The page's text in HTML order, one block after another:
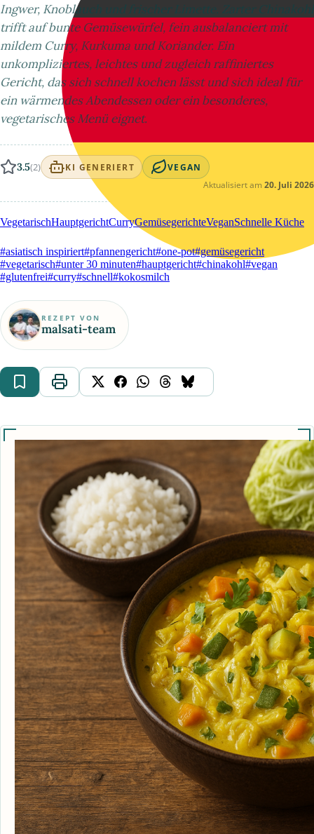
Ingwer, Knoblauch und frischer Limette. Zarter Chinakohl
trifft auf bunte Gemüsewürfel, fein ausbalanciert mit
mildem Curry, Kurkuma und Koriander. Ein
unkompliziertes, leichtes und zugleich raffiniertes
Gericht, das sich schnell kochen lässt und sich ideal für
ein wärmendes Abendessen oder ein besonderes,
vegetarisches Menü eignet.
3.5(2) KI GENERIERT VEGAN
Aktualisiert am 20. Juli 2026
VegetarischHauptgerichtCurryGemüsegerichteVeganSchnelle Küche
#asiatisch inspiriert#pfannengericht#one-pot#gemüsegericht
#vegetarisch#unter 30 minuten#hauptgericht#chinakohl#vegan
#glutenfrei#curry#schnell#kokosmilch
REZEPT VON
malsati-team